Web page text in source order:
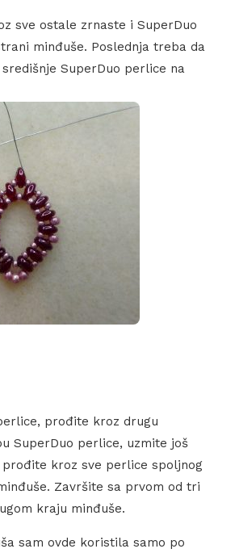
sve ostale zrnaste i SuperDuo
minđuše. Poslednja treba da
SuperDuo perlice na
prođite kroz drugu
SuperDuo perlice, uzmite još
prođite kroz sve perlice spoljnog
Završite sa prvom od tri
kraju minđuše.
sam ovde koristila samo po